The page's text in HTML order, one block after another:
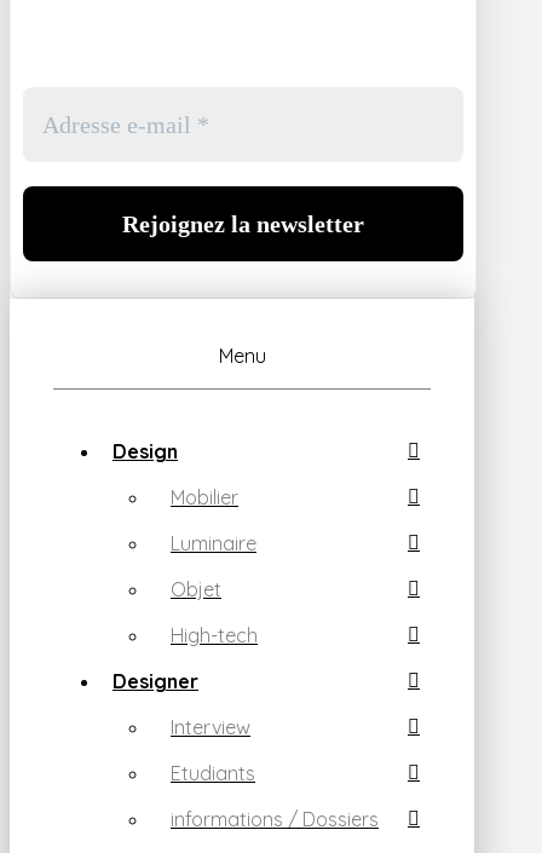
Menu
Design
Mobilier
Luminaire
Objet
High-tech
Designer
Interview
Etudiants
informations / Dossiers